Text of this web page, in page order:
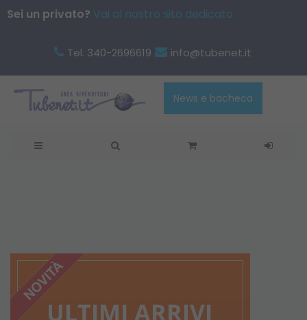
Sei un privato? Vai al nostro sito dedicato
Tel. 340-2696619 info@tubenet.it
News e bacheca